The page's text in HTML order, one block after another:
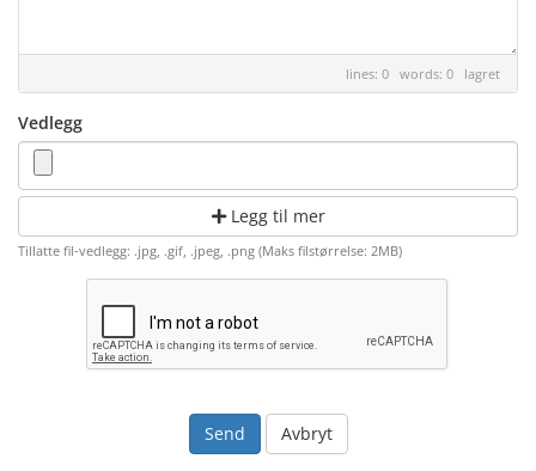
lines: 0 words: 0 lagret
Vedlegg
Legg til mer
Tillatte fil-vedlegg: .jpg, .gif, .jpeg, .png (Maks filstørrelse: 2MB)
Avbryt